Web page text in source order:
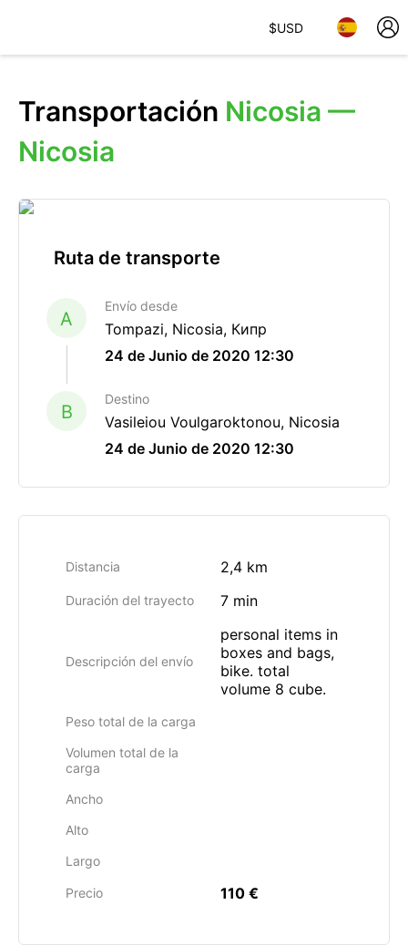
$USD
Transportación Nicosia —
Nicosia
Ruta de transporte
A
Envío desde
Tompazi, Nicosia, Кипр
24 de Junio de 2020 12:30
B
Destino
Vasileiou Voulgaroktonou, Nicosia
24 de Junio de 2020 12:30
Distancia 2,4 km
Duración del trayecto 7 min
Descripción del envío
personal items in
boxes and bags,
bike. total
volume 8 cube.
Peso total de la carga
Volumen total de la
carga
Ancho
Alto
Largo
Precio 110 €